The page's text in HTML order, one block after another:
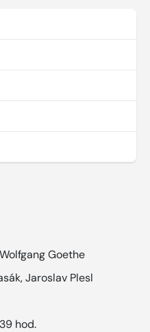
Goethe
,Jaroslav Plesl
hod.